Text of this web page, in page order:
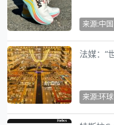
来源:中
法媒：“
来源:环